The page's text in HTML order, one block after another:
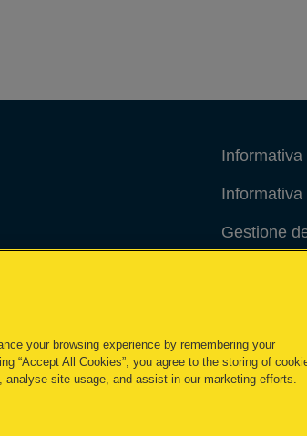
Informativa
Gestione
Condizioni
your browsing experience by remembering your
“Accept All Cookies”, you agree to the storing of
site usage, and assist in our marketing efforts.